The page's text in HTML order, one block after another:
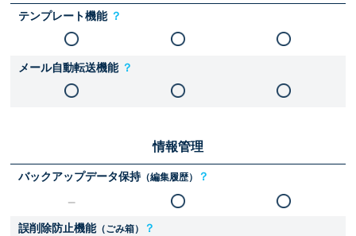
テンプレート機能 ？
メール自動転送機能 ？
情報管理
バックアップデータ保持（編集履歴） ？
誤削除防止機能（ごみ箱） ？